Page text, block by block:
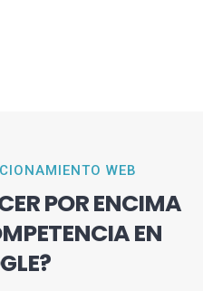
WEB
POR ENCIMA
EN